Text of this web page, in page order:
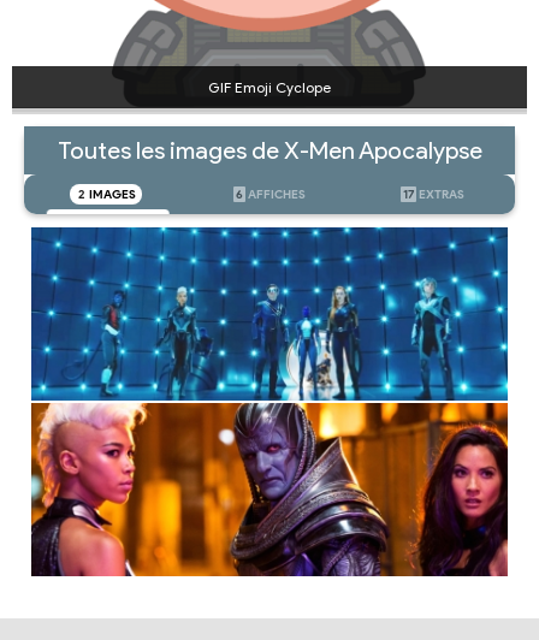
GIF Emoji Cyclope
Toutes les images de X-Men Apocalypse
2 IMAGES 6 AFFICHES 17 EXTRAS